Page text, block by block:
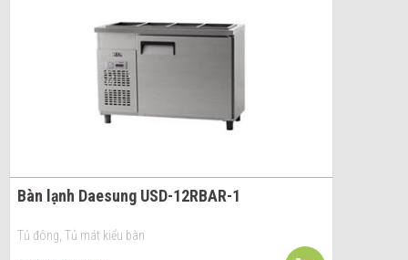
Bàn lạnh Daesung USD-12RBAR-1
Tủ đông, Tủ mát kiểu bàn